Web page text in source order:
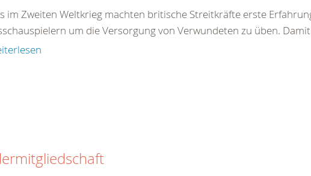
im Zweiten Weltkrieg machten britische Streitkräfte erste
um die Versorgung von Verwundeten zu üben.